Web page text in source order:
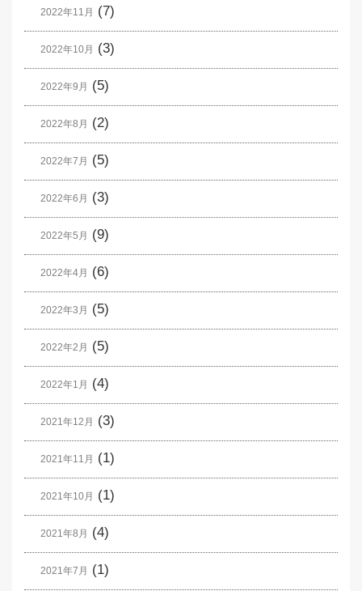
2022年11月 (7)
2022年10月 (3)
2022年9月 (5)
2022年8月 (2)
2022年7月 (5)
2022年6月 (3)
2022年5月 (9)
2022年4月 (6)
2022年3月 (5)
2022年2月 (5)
2022年1月 (4)
2021年12月 (3)
2021年11月 (1)
2021年10月 (1)
2021年8月 (4)
2021年7月 (1)